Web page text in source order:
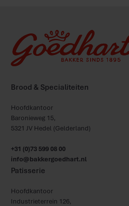
Brood & Specialiteiten
Hoofdkantoor
Baronieweg 15,
5321 JV Hedel (Gelderland)
+31 (0)73 599 08 00
info@bakkergoedhart.nl
Patisserie
Hoofdkantoor
Industrieterrein 126,